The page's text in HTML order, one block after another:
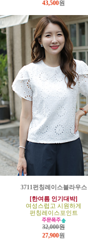
43,500원
3711펀칭레이스블라우스
[한여름 인기대박]
여성스럽고 시원하게
펀칭레이스포인트
32,000원
27,900원